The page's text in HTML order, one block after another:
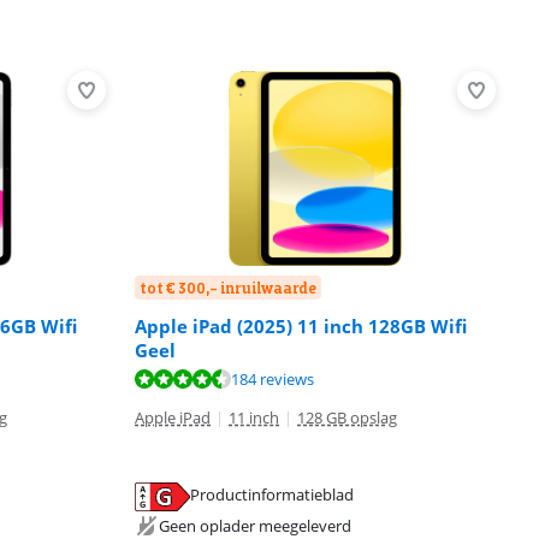
Wifi
tot € 300,- inruilwaarde
Apple iPad (2025) 11 inch 128GB Wifi
Geel
184 reviews
Apple iPad | 11 inch | 128 GB opslag
Productinformatieblad
Geen oplader meegeleverd